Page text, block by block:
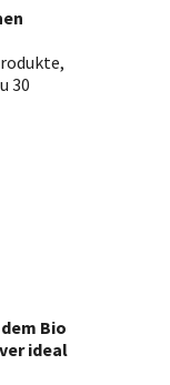
30
Bio
ideal